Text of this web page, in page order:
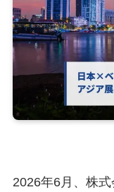
2026年6月、株